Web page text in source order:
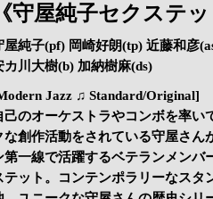
守屋純子セクステッ
屋純子(pf) 岡崎好朗(tp) 近藤和彦
カ川大樹(b) 加納樹麻(ds)
Jazz ♫ Standard/Original]
己のオーケストラやコンボを率い
な創作活動をされている守屋さん
第一線で活躍するベテランメンバ
テット。コンテンポラリーなスタ